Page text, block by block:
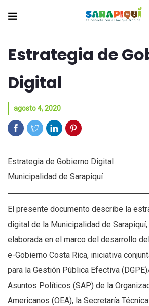
Estrategia de
Digital
agosto 4, 2020
Estrategia de Gobierno Digital
Municipalidad de Sarapiquí
El presente documento describe la
digital de la Municipalidad de
elaborada en el marco del desarrollo
e-Gobierno Costa Rica, iniciativa
para la Gestión Pública Efectiva
Asuntos Políticos (SAP) de la
Americanos (OEA), la Secretaría